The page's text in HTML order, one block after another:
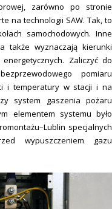
zarówno po stronie
na technologii SAW. Tak, to
samochodowych. Inne
także wyznaczają kierunki
Zaliczyć do
pomiaru
i temperatury w stacji i na
system gaszenia pożaru
elementem systemu było
specjalnych
wypuszczeniem gazu